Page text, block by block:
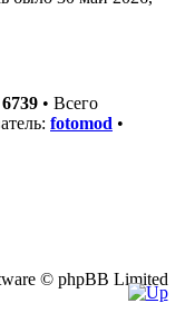
6739 • Всего
fotomod •
© phpBB Limited